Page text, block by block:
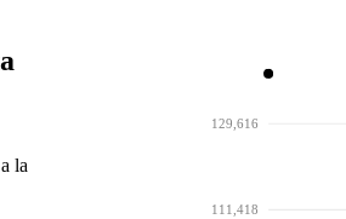
la
111,418
129,616